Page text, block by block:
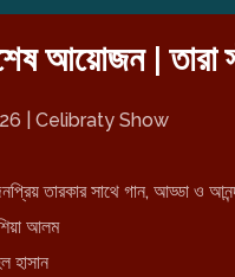
আয়োজন | তারা
| Celibraty Show
তারকার সাথে গান, আড্ডা ও
আলম
হাসান